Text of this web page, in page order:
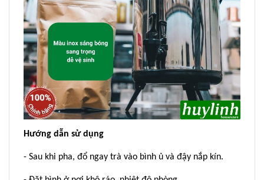
Hướng dẫn sử dụng
- Sau khi pha, đổ ngay trà vào bình ủ và đậy nắp kín.